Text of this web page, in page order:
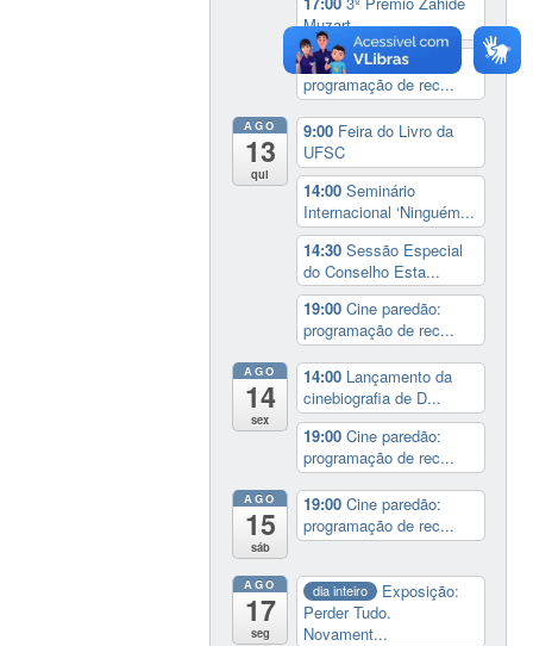
Muzart
19:00 Cine paredão:
programação de rec...
AGO
13
qui
9:00 Feira do Livro da
UFSC
14:00Seminário
Internacional ‘Ninguém...
14:30Sessão Especial
do Conselho Esta...
19:00Cine paredão:
programação de rec...
AGO
14
sex
14:00 Lançamento da
cinebiografia de D...
19:00Cine paredão:
programação de rec...
AGO
15
sáb
19:00Cine paredão:
programação de rec...
AGO
17
seg
dia inteiro
Exposição:
Perder Tudo.
Novament...